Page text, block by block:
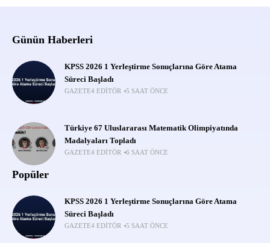
Günün Haberleri
KPSS 2026 1 Yerleştirme Sonuçlarına Göre Atama
Süreci Başladı
GAZETE4 EDITÖR 5 SAAT ÖNCE
Türkiye 67 Uluslararası Matematik Olimpiyatında
Madalyaları Topladı
GAZETE4 EDITÖR 6 SAAT ÖNCE
Popüler
KPSS 2026 1 Yerleştirme Sonuçlarına Göre Atama
Süreci Başladı
GAZETE4 EDITÖR 5 SAAT ÖNCE